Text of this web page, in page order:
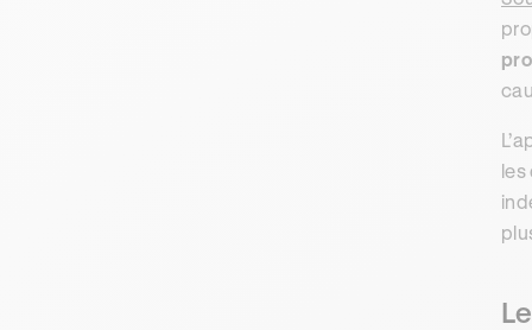
les